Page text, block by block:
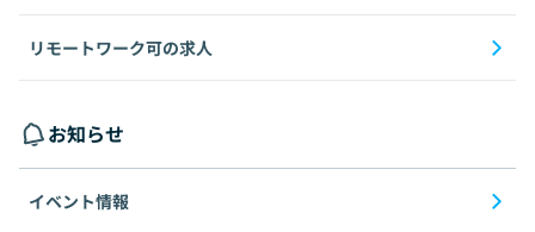
リモートワーク可の求人
お知らせ
イベント情報